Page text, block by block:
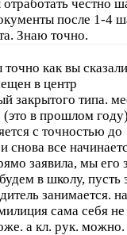
честно
после 1-4
Знаю точно.
как вы
в центр
закрытого типа.
(это в прошлом
с точностью до
снова все
заявила, мы его
в школу, пусть
занимается.
сама себя не
а кл. рук. можно.